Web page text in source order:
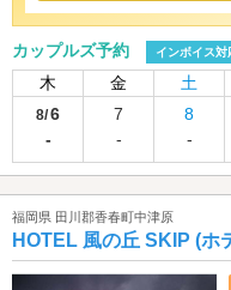
カップルズ予約 インボイス対
木 金 土
8/6
-
7
-
8
-
福岡県 田川郡香春町中津原
HOTEL 風の丘 SKIP (ホ